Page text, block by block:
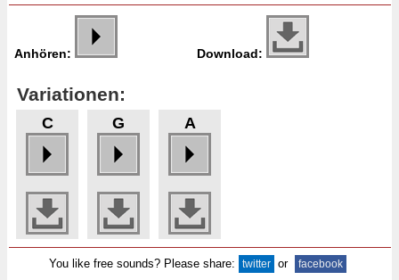
Anhören: Download:
Variationen:
C G A
You like free sounds? Please share: twitter or facebook